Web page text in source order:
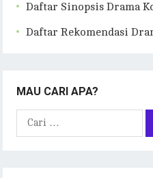
Daftar Sinopsis Drama
Daftar Rekomendasi
MAU CARI APA?
Cari